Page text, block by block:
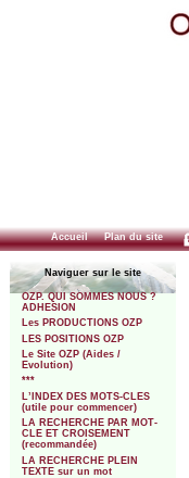
Accueil Plan du site
Naviguer sur le site
OZP. QUI SOMMES NOUS ?
ADHESION
Les PRODUCTIONS OZP
LES POSITIONS OZP
Le Site OZP (Aides /
Evolution)
***
L’INDEX DES MOTS-CLES
(utile pour commencer)
LA RECHERCHE PAR MOT-
CLE ET CROISEMENT
(recommandée)
LA RECHERCHE PLEIN
TEXTE sur un mot